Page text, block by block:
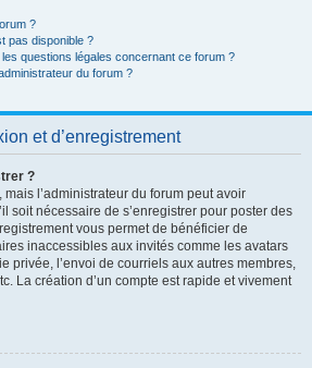
?
pas disponible ?
questions légales concernant ce forum ?
du forum ?
et d’enregistrement
?
l’administrateur du forum peut avoir
soit nécessaire de s’enregistrer pour poster des
vous permet de bénéficier de
inaccessibles aux invités comme les avatars
privée, l’envoi de courriels aux autres membres,
La création d’un compte est rapide et vivement